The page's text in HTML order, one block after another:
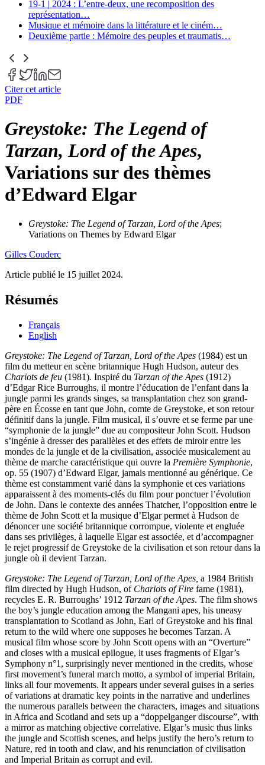
19-1 | 2024 : L’entre-deux, une recomposition des
représentation…
Musique et mémoire dans la littérature et le ciném…
Deuxième partie : Mémoire des peuples et traumatis…
Citer cet article
PDF
Greystoke: The Legend of
Tarzan, Lord of the Apes,
Variations sur des thèmes
d’Edward Elgar
Greystoke: The Legend of Tarzan, Lord of the Apes;
Variations on Themes by Edward Elgar
Gilles Couderc
Article publié le 15 juillet 2024.
Résumés
Français
English
Greystoke: The Legend of Tarzan, Lord of the Apes (1984) est un
film du metteur en scène britannique Hugh Hudson, auteur des
Chariots de feu (1981). Inspiré du Tarzan of the Apes (1912)
d’Edgar Rice Burroughs, il montre l’éducation de l’enfant dans la
jungle parmi les grands singes, sa transplantation chez son grand-
père en Écosse en tant que John, comte de Greystoke, et son retour
définitif dans la jungle. Film musical, il s’ouvre et se ferme par une
“symphonie de la jungle” due au compositeur John Scott. Hudson
s’ingénie à dresser des parallèles et des effets de miroir entre les
mondes de la jungle et de la civilisation, associée musicalement au
thème de marche caractéristique qui ouvre la Première Symphonie,
op. 55 (1907) d’Edward Elgar, jamais mentionné au générique. Ce
thème est constamment varié dans la symphonie et ces variations
apparaissent à des moments-clés du film pour ponctuer l’évolution
de John. Dans le contexte des années Thatcher, l’opposition entre le
thème de John Scott et la musique d’Elgar permet à Hudson de
dénoncer une société britannique corrompue, violente et engluée
dans ses privilèges, à laquelle Elgar est associée, et d’accompagner
le rejet progressif de Greystoke de la civilisation et son retour dans la
jungle où il devient Tarzan.
Greystoke: The Legend of Tarzan, Lord of the Apes, a 1984 British
film directed by Hugh Hudson, of Chariots of Fire fame (1981),
recycles E. R. Burroughs’ 1912 Tarzan of the Apes. The film shows
the boy’s jungle education among the Mangani apes, his uneasy
transplantation to Scotland as John, Earl of Greystoke and his final
return to the wild where one supposes he becomes Tarzan. A
musical film whose score by John Scott opens with an “Overture”
and closes with a musical epilogue, it uses fragments of Elgar’s
Symphony n°1, surprisingly never mentioned in the credits, whose
first movement’s funeral march motto, a symbol of imperial Britain,
links all four movements. It appears under several guises in a series
of variations at dramatic key points in the narrative and underlines
the numerous parallels between the characters, images and situations
in Africa and Scotland and sets up a “doppelganger discourse”, with
a mirror as matching objective correlative. Elgar’s music thus links
the jungle and Scottish scenes, and helps justify the hero’s return to
Nature, red in tooth and claw, and his renunciation of civilisation
and Imperial Britain as corrupt and evil.